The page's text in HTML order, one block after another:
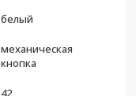
белый
механическая
кнопка
42